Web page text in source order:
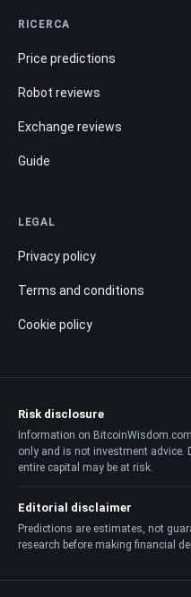
RICERCA
Price predictions
Robot reviews
Exchange reviews
Guide
LEGAL
Privacy policy
Terms and conditions
Cookie policy
Risk disclosure
Information on
only and is not investment advice.
entire capital may be at risk.
Editorial disclaimer
Predictions are estimates, not
research before making financial